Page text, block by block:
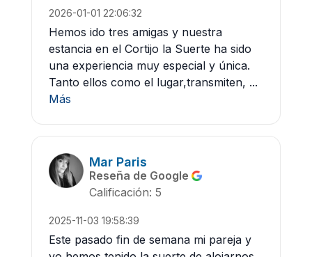
2026-01-01 22:06:32
Hemos ido tres amigas y nuestra
estancia en el Cortijo la Suerte ha sido
una experiencia muy especial y única.
Tanto ellos como el lugar,transmiten, ...
Más
Mar Paris
Reseña de Google
Calificación: 5
2025-11-03 19:58:39
Este pasado fin de semana mi pareja y